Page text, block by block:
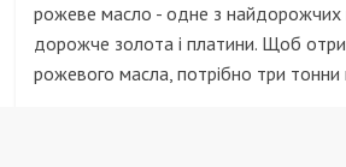
рожеве масло - одне з найдорожчих в
дорожче золота і платини. Щоб
рожевого масла, потрібно три тонни